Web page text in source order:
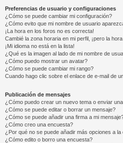
Preferencias de usuario y configuraciones
¿Cómo se puede cambiar mi configuración?
¿Cómo evito que mi nombre de usuario
¡La hora en los foros no es correcta!
Cambié la zona horaria en mi perfil, ¡pero la
¡Mi idioma no está en la lista!
¿Qué es la imagen al lado de mi nombre de
¿Cómo puedo mostrar un avatar?
¿Cómo se puede cambiar mi rango?
Cuando hago clic sobre el enlace de e-mail de
Publicación de mensajes
¿Cómo puedo crear un nuevo tema o enviar
¿Cómo se puede editar o borrar un mensaje?
¿Cómo se puede añadir una firma a mi
¿Cómo creo una encuesta?
¿Por qué no se puede añadir más opciones a la
¿Cómo edito o borro una encuesta?